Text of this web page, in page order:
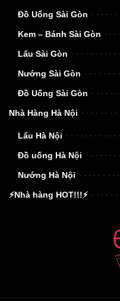
Đồ Uống Sài Gòn
Kem – Bánh Sài Gòn
Lẩu Sài Gòn
Nướng Sài Gòn
Đồ Uống Sài Gòn
Nhà Hàng Hà Nội
Lẩu Hà Nội
Đồ uống Hà Nội
Nướng Hà Nội
⚡Nhà hàng HOT!!!⚡